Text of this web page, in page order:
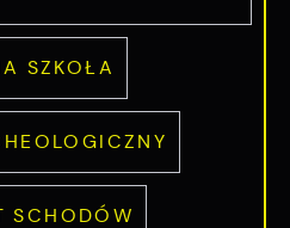
SZKOŁA
SCHODÓW